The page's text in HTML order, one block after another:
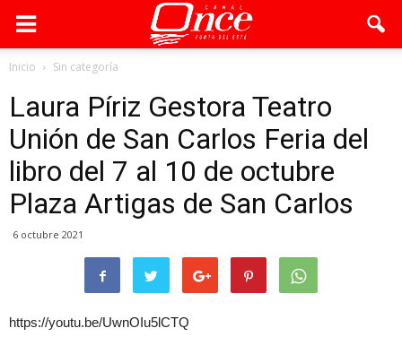
Inicio Sin categoría
Laura Píriz Gestora Teatro
Unión de San Carlos Feria del
libro del 7 al 10 de octubre
Plaza Artigas de San Carlos
6 octubre 2021
https://youtu.be/UwnOIu5lCTQ